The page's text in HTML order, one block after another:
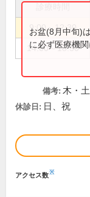
9:00～12:30
14:00～18:30
お盆(8月中旬)
に必ず医療機
備考: 木・
休診日: 日、祝
アクセス数※